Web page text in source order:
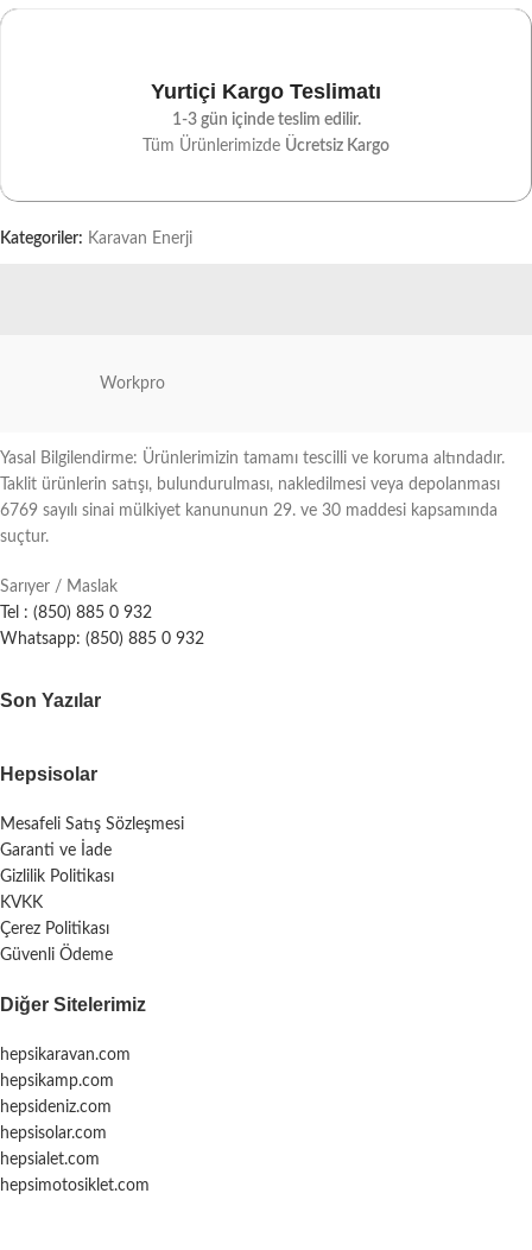
Yurtiçi Kargo Teslimatı
1-3 gün içinde teslim edilir.
Tüm Ürünlerimizde Ücretsiz Kargo
Kategoriler: Karavan Enerji
Workpro
Yasal Bilgilendirme: Ürünlerimizin tamamı tescilli ve koruma altındadır.
Taklit ürünlerin satışı, bulundurulması, nakledilmesi veya depolanması
6769 sayılı sinai mülkiyet kanununun 29. ve 30 maddesi kapsamında
suçtur.
Sarıyer / Maslak
Tel : (850) 885 0 932
Whatsapp: (850) 885 0 932
Son Yazılar
Hepsisolar
Mesafeli Satış Sözleşmesi
Garanti ve İade
Gizlilik Politikası
KVKK
Çerez Politikası
Güvenli Ödeme
Diğer Sitelerimiz
hepsikaravan.com
hepsikamp.com
hepsideniz.com
hepsisolar.com
hepsialet.com
hepsimotosiklet.com